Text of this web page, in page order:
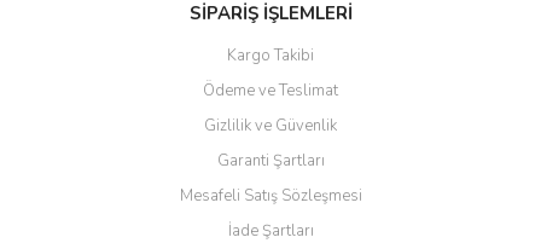
SİPARİŞ İŞLEMLERİ
Kargo Takibi
Ödeme ve Teslimat
Gizlilik ve Güvenlik
Garanti Şartları
Mesafeli Satış Sözleşmesi
İade Şartları